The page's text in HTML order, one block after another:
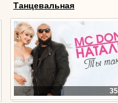
Танцевальная